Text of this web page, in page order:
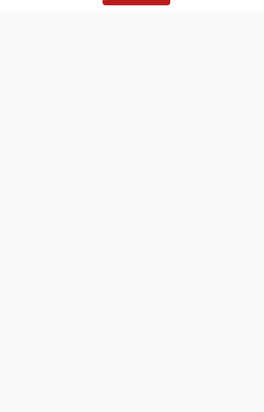
в приеме капитан “Краснодара”